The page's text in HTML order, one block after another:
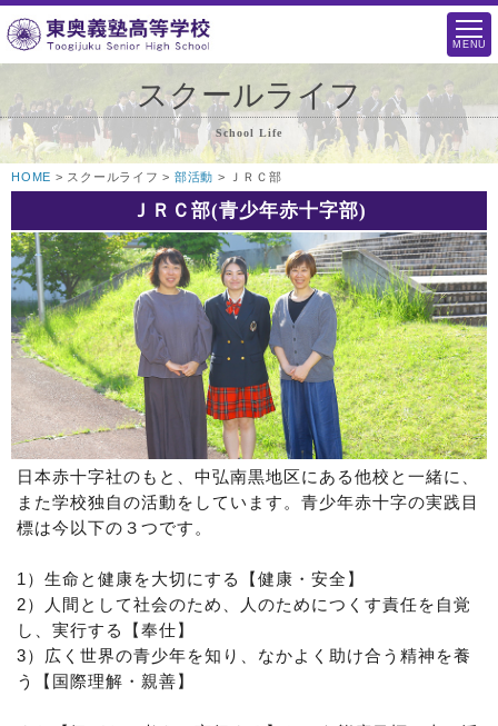
MENU
スクールライフ
School Life
HOME > スクールライフ > 部活動 > ＪＲＣ部
ＪＲＣ部(青少年赤十字部)
日本赤十字社のもと、中弘南黒地区にある他校と一緒に、
また学校独自の活動をしています。青少年赤十字の実践目
標は今以下の３つです。
1）生命と健康を大切にする【健康・安全】
2）人間として社会のため、人のためにつくす責任を自覚
し、実行する【奉仕】
3）広く世界の青少年を知り、なかよく助け合う精神を養
う【国際理解・親善】